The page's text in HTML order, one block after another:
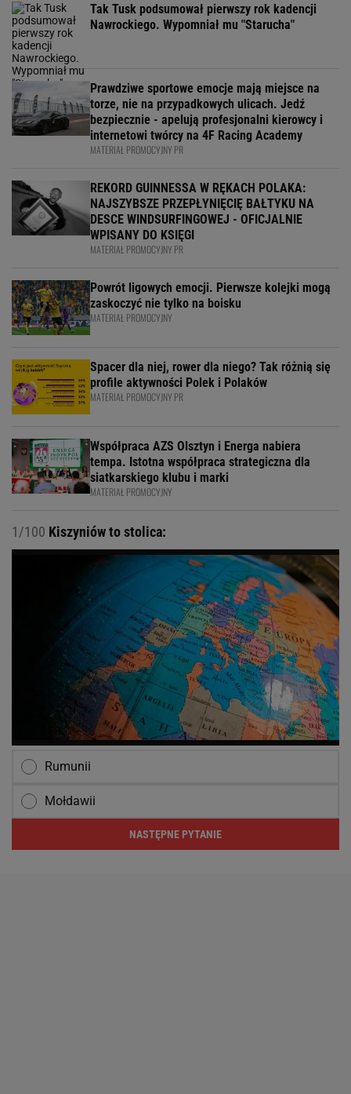
Tak Tusk podsumował pierwszy rok kadencji
Nawrockiego. Wypomniał mu "Starucha"
Prawdziwe sportowe emocje mają miejsce na
torze, nie na przypadkowych ulicach. Jedź
bezpiecznie - apelują profesjonalni kierowcy i
internetowi twórcy na 4F Racing Academy
MATERIAŁ PROMOCYJNY PR
REKORD GUINNESSA W RĘKACH POLAKA:
NAJSZYBSZE PRZEPŁYNIĘCIĘ BAŁTYKU NA
DESCE WINDSURFINGOWEJ - OFICJALNIE
WPISANY DO KSIĘGI
MATERIAŁ PROMOCYJNY PR
Powrót ligowych emocji. Pierwsze kolejki mogą
zaskoczyć nie tylko na boisku
MATERIAŁ PROMOCYJNY
Spacer dla niej, rower dla niego? Tak różnią się
profile aktywności Polek i Polaków
MATERIAŁ PROMOCYJNY PR
Współpraca AZS Olsztyn i Energa nabiera
tempa. Istotna współpraca strategiczna dla
siatkarskiego klubu i marki
MATERIAŁ PROMOCYJNY
1/100 Kiszyniów to stolica:
Rumunii
Mołdawii
NASTĘPNE PYTANIE